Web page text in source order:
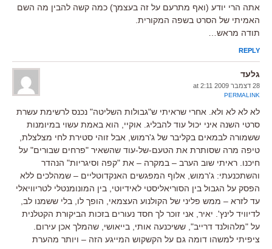
אתה הרי יודע (ואף מתרעם על זה בעצמך) כמה קשה להבין מה השם
האמיתי של הסרט בשפה המקורית.
תודה מראש…
REPLY
גלעד
28 דצמבר 2009 at 2:11
PERMALINK
לא לא לא ולא. אחרי שראיתי ש"גבולות השליטה" נכנס לרשימת עשרת
סרטי השנה איני יכול עוד להבליג. אוקיי, הוא באמת עשוי במיומנות
ששמורה לבמאים בקליבר של ג'רמוש, אבל זוהי סטירת לחי מצלצלת,
טיפה מרה שסותרת את הטעם-של-עוד שהשאיר "פרחים שבורים" על
חיכנו. ראיתי שוב הערב – במקרה – את "קפה וסיגריות" הנהדר
והשתכנעתי: ג'רמוש, אלוף המפגשים האנקדוטליים – שמהלכים ללא
הפסק על הגבול בין הסוריאליסטי לאידיוטי, בין המונומנטלי לטריוויאלי
עד לזרא – ממש פליני של הקולנוע העצמאי, הופך לו, בלי ששמנו לב,
לדיוויד לינץ'. יאיר, אני זוכר לך חסד נעורים בזכות הביקורת הקטלנית
על "מלהולנד דרייב", ששיכנעה אותי, בייאושי, שהמלך אכן עירום.
ציפיתי למשהו דומה גם על הקשקוש המייגע הזה – ויותר מהערת